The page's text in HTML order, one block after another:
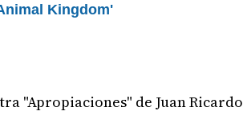
Kingdom'
"Apropiaciones" de Juan Ricardo